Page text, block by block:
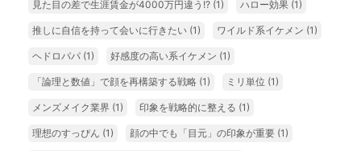
見た目の差で生涯賃金が4000万円違う!? (1) ハロー効果 (1)
推しに自信を持って会いに行きたい (1) ワイルド系イケメン (1)
ヘドロパパ (1) 好感度の高い系イケメン (1)
「論理と数値」で顔を再構築する戦略 (1) ミリ単位 (1)
メンズメイク業界 (1) 印象を戦略的に整える (1)
理想のすっぴん (1) 顔の中でも「目元」の印象が重要 (1)